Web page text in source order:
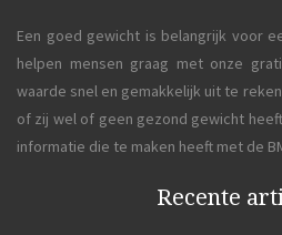
Een goed gewicht is belangrijk voor
helpen mensen graag met onze
waarde snel en gemakkelijk uit te
of zij wel of geen gezond gewicht
informatie die te maken heeft met de
Recente